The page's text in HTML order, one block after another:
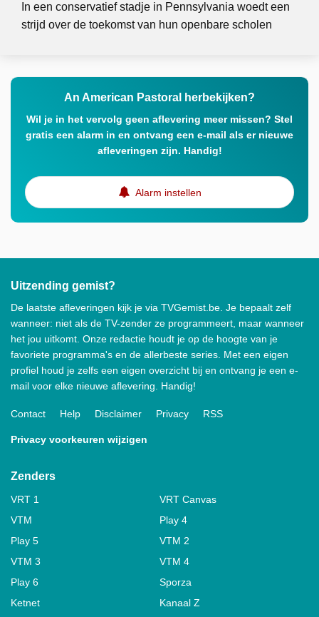
In een conservatief stadje in Pennsylvania woedt een
strijd over de toekomst van hun openbare scholen
An American Pastoral herbekijken?
Wil je in het vervolg geen aflevering meer missen? Stel
gratis een alarm in en ontvang een e-mail als er nieuwe
afleveringen zijn. Handig!
Alarm instellen
Uitzending gemist?
De laatste afleveringen kijk je via TVGemist.be. Je bepaalt zelf
wanneer: niet als de TV-zender ze programmeert, maar wanneer
het jou uitkomt. Onze redactie houdt je op de hoogte van je
favoriete programma's en de allerbeste series. Met een eigen
profiel houd je zelfs een eigen overzicht bij en ontvang je een e-
mail voor elke nieuwe aflevering. Handig!
Contact Help Disclaimer Privacy RSS
Privacy voorkeuren wijzigen
Zenders
VRT 1
VRT Canvas
VTM
Play 4
Play 5
VTM 2
VTM 3
VTM 4
Play 6
Sporza
Ketnet
Kanaal Z